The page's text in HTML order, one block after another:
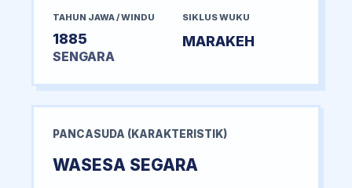
TAHUN JAWA / WINDU
1885
SENGARA
SIKLUS WUKU
MARAKEH
PANCASUDA (KARAKTERISTIK)
WASESA SEGARA